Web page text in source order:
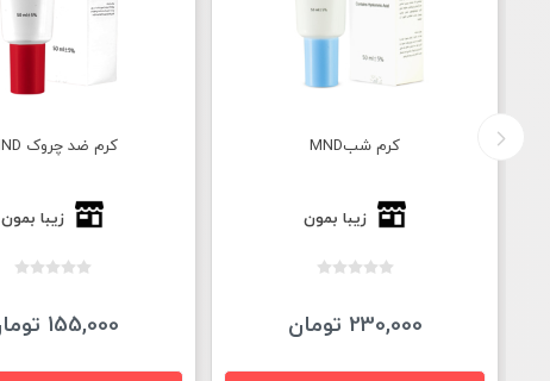
کرم ضد چروک MND
زیبا بمون
155,000 تومان
سرم آب رسان MND
زیبا بمون
230,000 تومان